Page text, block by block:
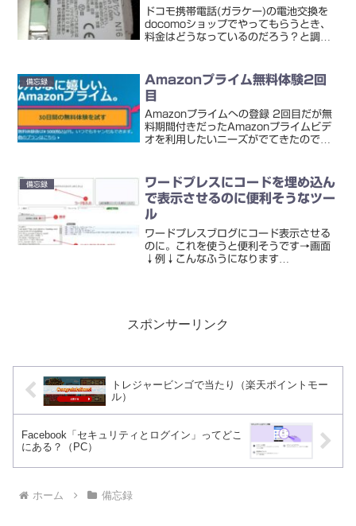
ドコモ携帯電話(ガラケー)の電池交換を
docomoショップでやってもらうとき、
料金はどうなっているのだろう？と調べ
ドコモポイント500ptまたは1,000pt
になるよう...
備忘録
Amazonプライム無料体験2回
目
Amazonプライムへの登録 2回目だが無
料期間付きだったAmazonプライムビデ
オを利用したいニーズがでてきたので登
す。ということで無料おためしの期間
は"なし"だと思...
備忘録
ワードプレスにコードを埋め込ん
で表示させるのに便利そうなツー
ル
ワードプレスブログにコード表示させる
のに。これを使うと便利そうです→画面
↓例↓こんなふうになります
スポンサーリンク
トレジャービンゴで当たり（楽天ポイントモー
ル）
Facebook「セキュリティとログイン」ってどこ
にある？（PC）
ホーム 備忘録